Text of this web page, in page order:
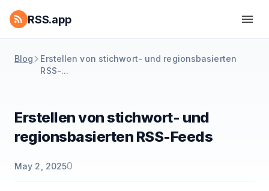
RSS.app
Blog
Erstellen von stichwort- und regionsbasierten
RSS-...
Erstellen von stichwort- und
regionsbasierten RSS-Feeds
May 2, 20250